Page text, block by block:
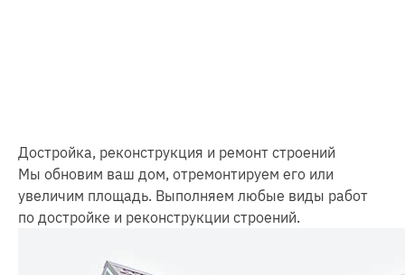
Достройка, реконструкция и ремонт строений
Мы обновим ваш дом, отремонтируем его или
увеличим площадь. Выполняем любые виды работ
по достройке и реконструкции строений.